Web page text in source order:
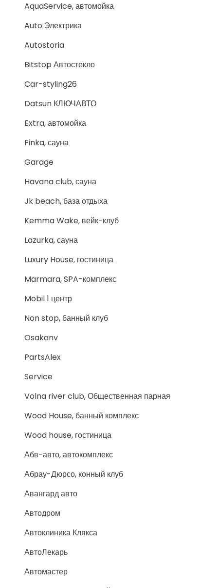
AquaService, автомойка
Auto Электрика
Autostoria
Bitstop Автостекло
Car-styling26
Datsun КЛЮЧАВТО
Extra, автомойка
Finka, сауна
Garage
Havana club, сауна
Jk beach, база отдыха
Kemma Wake, вейк-клуб
Lazurka, сауна
Luxury House, гостиница
Marmara, SPA-комплекс
Mobil 1 центр
Non stop, банный клуб
Osakanv
PartsAlex
Service
Volna river club, Общественная парная
Wood House, банный комплекс
Wood house, гостиница
Абв-авто, автокомплекс
Абрау-Дюрсо, конный клуб
Авангард авто
Автодром
Автоклиника Клякса
АвтоЛекарь
Автомастер